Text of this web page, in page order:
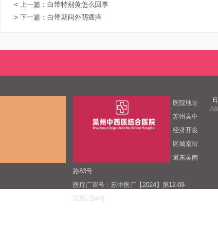
< 上一篇： 白带特别黄怎么回事
> 下一篇： 白带期间外阴瘙痒
医院地址
苏州吴中
经济开发
区城南街
道东吴南
路83号
医疗广审号：苏中医广【2024】第12-09-
3205-154号